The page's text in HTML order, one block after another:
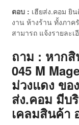
ตอบ : เฮียส่ง.คอม ยิ
งาน ห้างร้าน ทั้งภาค
สามารถ แจ้งรายละ
ถาม : หาก
045 M
ม่วงแดง ขอ
ส่ง.คอม มีบ
เคลมสินค้า